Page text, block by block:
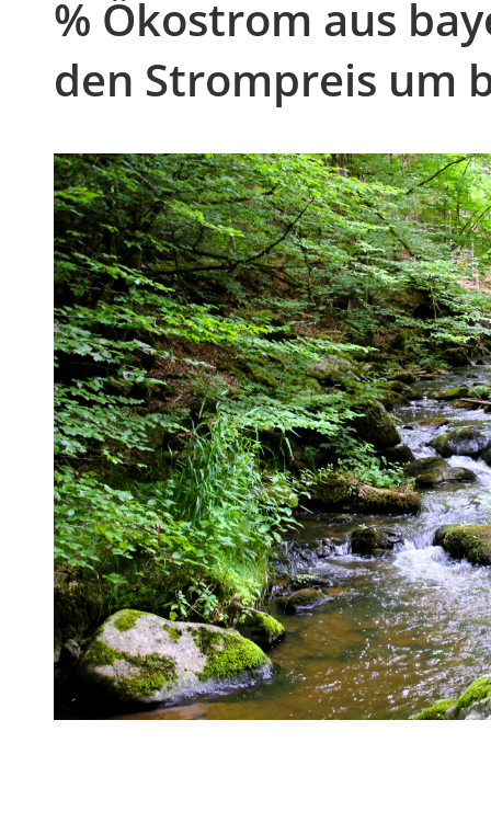
% Ökostrom aus
den Strompreis um